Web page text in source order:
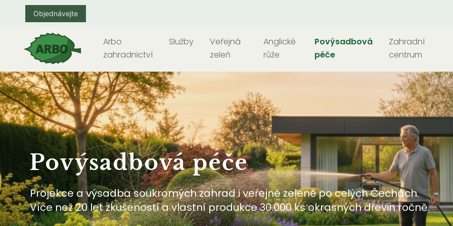
Arbo
zahradnictví
Služby
Veřejná
zeleň
Anglické
růže
Povýsadbová
péče
Zahradní
centrum
Povýsadbová péče
Projekce a výsadba soukromých zahrad i veřejné zeleně po celých Čechách.
Více než 20 let zkušeností a vlastní produkce 30.000 ks okrasných dřevin ročně.
Objednávejte